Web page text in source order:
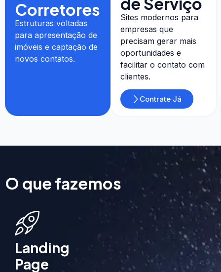
Corretores
Estruturas voltadas
para apresentação de
imóveis e captação de
novos contatos.
Sites modernos para
empresas que
precisam gerar mais
oportunidades e
facilitar o contato com
clientes.
Contrate Já
O que fazemos
Landing
Page